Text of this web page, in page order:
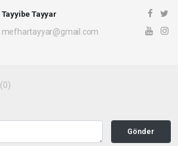
Tayyibe Tayyar
mefhartayyar@gmail.com
(0)
Gönder